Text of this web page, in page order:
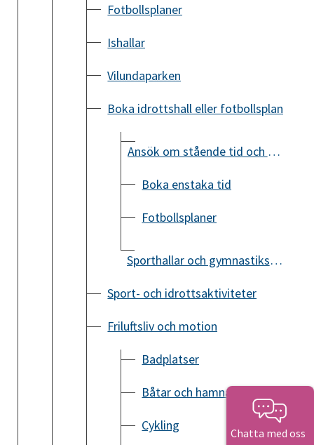
Fotbollsplaner
Ishallar
Vilundaparken
Boka idrottshall eller fotbollsplan
Ansök om stående tid och arrangemang
Boka enstaka tid
Fotbollsplaner
Sporthallar och gymnastiksalar
Sport- och idrottsaktiviteter
Friluftsliv och motion
Badplatser
Båtar och hamnar
Cykling Chatta med oss